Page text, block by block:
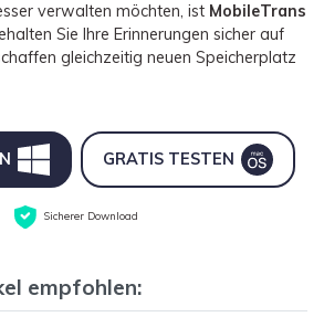
verwalten möchten, ist MobileTrans
Sie Ihre Erinnerungen sicher auf
gleichzeitig neuen Speicherplatz
GRATIS TESTEN
Sicherer Download
empfohlen: